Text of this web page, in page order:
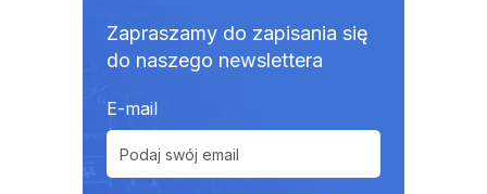
Zapraszamy do zapisania się
do naszego newslettera
E-mail